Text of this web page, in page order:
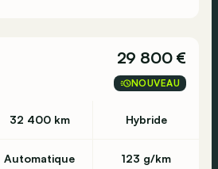
29 800 €
NOUVEAU
32 400 km Hybride
Automatique 123 g/km